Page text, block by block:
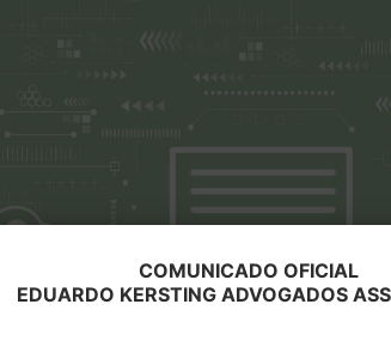
COMUNICADO OFICIAL
EDUARDO KERSTING ADVOGADOS